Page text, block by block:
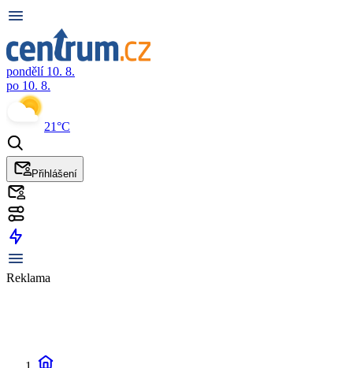
pondělí 10. 8.
po 10. 8.
21°C
Přihlášení
Reklama